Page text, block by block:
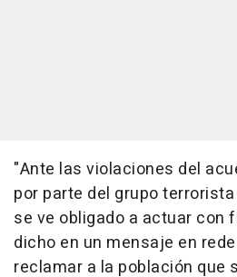
"Ante las violaciones del
por parte del grupo
se ve obligado a actuar con
dicho en un mensaje en
reclamar a la población que